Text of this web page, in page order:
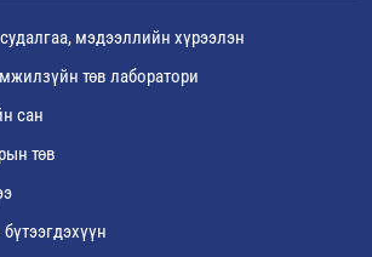
мэдээллийн хүрээлэн
төв лаборатори
сан
төв